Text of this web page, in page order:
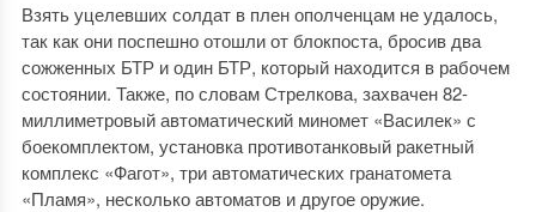
Взять уцелевших солдат в плен ополченцам не удалось,
так как они поспешно отошли от блокпоста, бросив два
сожженных БТР и один БТР, который находится в рабочем
состоянии. Также, по словам Стрелкова, захвачен 82-
миллиметровый автоматический миномет «Василек» с
боекомплектом, установка противотанковый ракетный
комплекс «Фагот», три автоматических гранатомета
«Пламя», несколько автоматов и другое оружие.